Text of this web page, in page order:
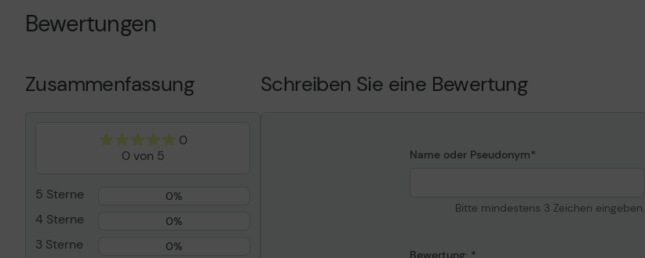
Druckfarbe
SP 4510DN, SP 4510SF
Bewertungen
Zusammenfassung
0
0 von 5
5 Sterne 0%
4 Sterne 0%
3 Sterne 0%
Schreiben Sie eine Bewertung
Name oder Pseudonym
Bitte mindestens 3 Zeichen eingeben.
Bewertung: